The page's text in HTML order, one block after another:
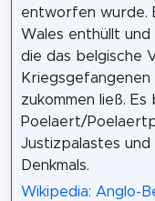
entworfen wurde.
Wales enthüllt
die das belgische
zukommen ließ.
Poelaert/
Justizpalastes
Denkmals.
Wikipedia: Anglo-